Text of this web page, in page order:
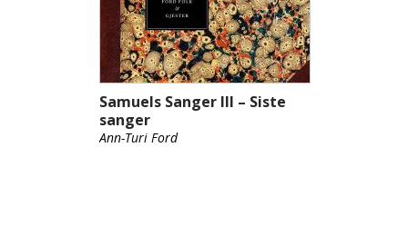
Samuels Sanger III – Siste
sanger
Ann-Turi Ford